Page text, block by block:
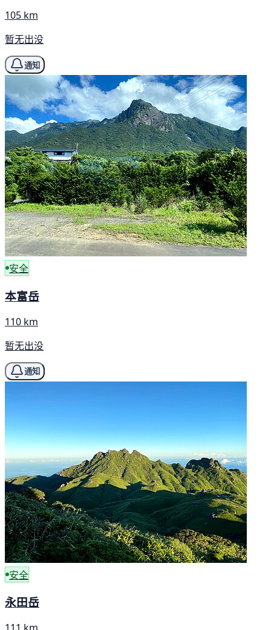
105 km
暂无出没
通知
安全
本富岳
110 km
暂无出没
通知
安全
永田岳